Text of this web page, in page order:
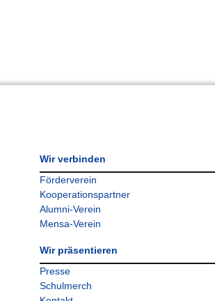
Wir verbinden
Förderverein
Kooperationspartner
Alumni-Verein
Mensa-Verein
Wir präsentieren
Presse
Schulmerch